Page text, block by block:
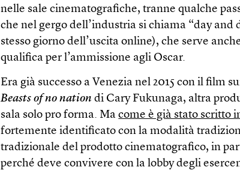
nelle sale cinematografiche, tranne qualche
che nel gergo dell’industria si chiama “day
stesso giorno dell’uscita online), che serve
qualifica per l’ammissione agli Oscar.
Era già successo a Venezia nel 2015 con il film
Beasts of no nation di Cary Fukunaga, altra
sala solo pro forma. Macome è già stato scritto
fortemente identificato con la modalità
tradizionale del prodotto cinematografico, in
perché deve convivere con la lobby degli